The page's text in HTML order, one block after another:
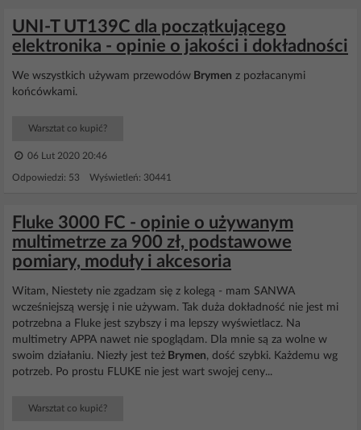
UNI-T UT139C dla początkującego
elektronika - opinie o jakości i dokładności
We wszystkich używam przewodów Brymen z pozłacanymi
końcówkami.
Warsztat co kupić?
06 Lut 2020 20:46
Odpowiedzi: 53 Wyświetleń: 30441
Fluke 3000 FC - opinie o używanym
multimetrze za 900 zł, podstawowe
pomiary, moduły i akcesoria
Witam, Niestety nie zgadzam się z kolegą - mam SANWA
wcześniejszą wersję i nie używam. Tak duża dokładność nie jest mi
potrzebna a Fluke jest szybszy i ma lepszy wyświetlacz. Na
multimetry APPA nawet nie spoglądam. Dla mnie są za wolne w
swoim działaniu. Niezły jest też Brymen, dość szybki. Każdemu wg
potrzeb. Po prostu FLUKE nie jest wart swojej ceny...
Warsztat co kupić?